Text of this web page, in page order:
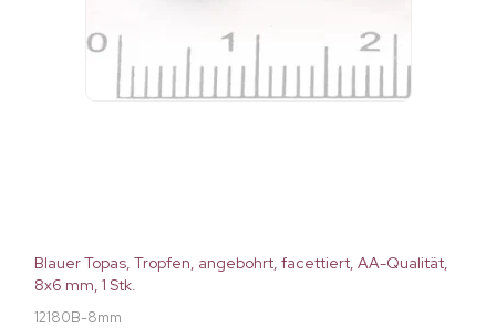
Blauer Topas, Tropfen, angebohrt, facettiert, AA-Qualität,
8x6 mm, 1 Stk.
12180B-8mm